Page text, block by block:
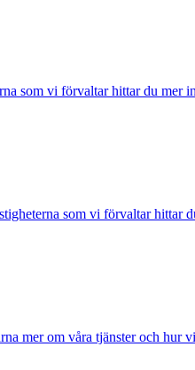
som vi förvaltar hittar du mer
som vi förvaltar hittar
mer om våra tjänster och hur